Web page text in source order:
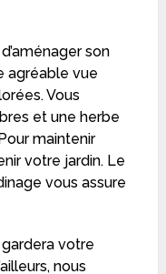
son
agréable vue
Vous
et une herbe
maintenir
votre jardin. Le
vous assure
votre
nous